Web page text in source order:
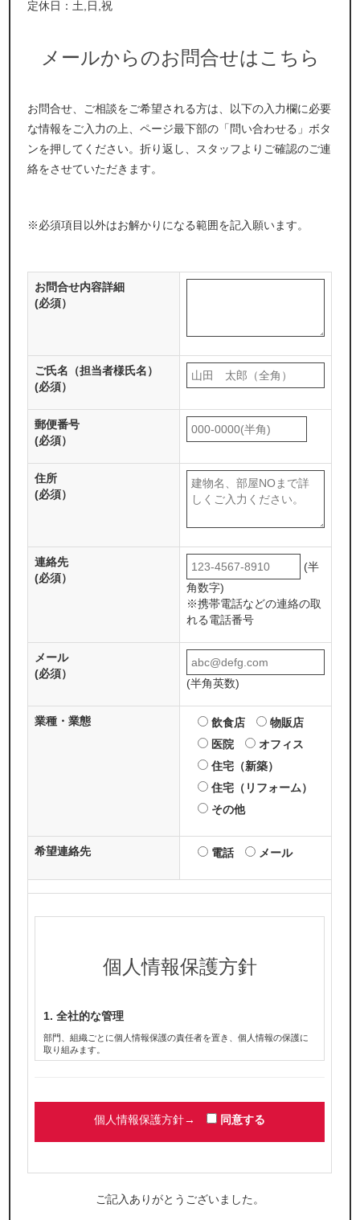
定休日：土,日,祝
メールからのお問合せはこちら
お問合せ、ご相談をご希望される方は、以下の入力欄に必要
な情報をご入力の上、ページ最下部の「問い合わせる」ボタ
ンを押してください。折り返し、スタッフよりご確認のご連
絡をさせていただきます。
※必須項目以外はお解かりになる範囲を記入願います。
お問合せ内容詳細
(必須）
ご氏名（担当者様氏名）
(必須）
郵便番号
(必須）
住所
(必須）
連絡先
(必須）
(半
角数字)
※携帯電話などの連絡の取
れる電話番号
メール
(必須）
(半角英数)
業種・業態 飲食店
物販店
医院
オフィス
住宅（新築）
住宅（リフォーム）
その他
希望連絡先 電話 メール
個人情報保護方針
1. 全社的な管理
部門、組織ごとに個人情報保護の責任者を置き、個人情報の保護に
取り組みます。
3.不正利用の禁止
のみ利用いたします。正当な理由のある場合を除き、事前の同意な
4.外部委託先の選定および監督
個人情報保護方針→ 同意する
ご記入ありがとうございました。